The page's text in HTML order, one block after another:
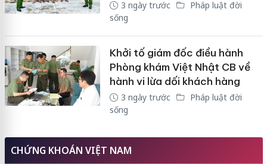
3 ngày trước
Pháp luật đời
sống
Khởi tố giám đốc điều hành
Phòng khám Việt Nhật CB về
hành vi lừa dối khách hàng
3 ngày trước
Pháp luật đời
sống
CHỨNG KHOÁN VIỆT NAM